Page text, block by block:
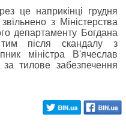
це наприкінці грудня
з Міністерства
департаменту Богдана
після скандалу з
міністра В'ячеслав
тилове забезпечення